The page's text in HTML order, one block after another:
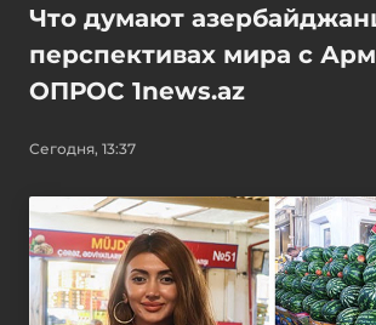
Что думают
перспективах мира с
ОПРОС 1news.az
Сегодня, 13:37